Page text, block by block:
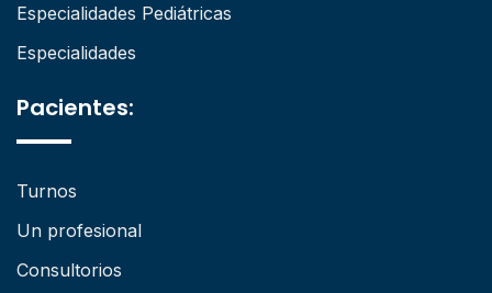
Especialidades Pediátricas
Especialidades
Pacientes:
Turnos
Un profesional
Consultorios